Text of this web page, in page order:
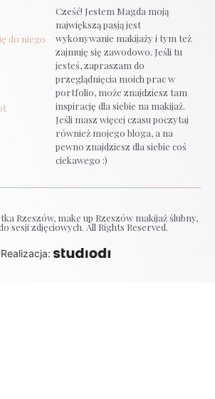
do niego
Cześć! Jestem Magda moją
największą pasją jest
wykonywanie makijaży i tym też
zajmuję się zawodowo. Jeśli tu
jesteś, zapraszam do
przeglądnięcia moich prac w
portfolio, może znajdziesz tam
inspirację dla siebie na makijaż.
Jeśli masz więcej czasu poczytaj
również mojego bloga, a na
pewno znajdziesz dla siebie coś
ciekawego :)
Rzeszów, make up Rzeszów makijaż ślubny,
sesji zdjęciowych. All Rights Reserved.
Realizacja: